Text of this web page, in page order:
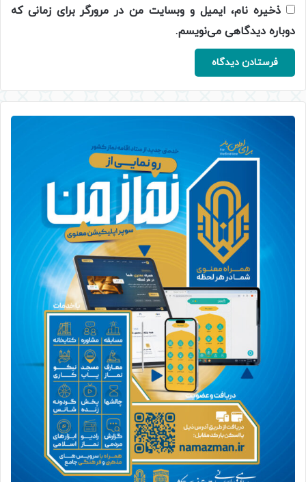
ذخیره نام، ایمیل و وبسایت من در مرورگر برای زمانی که
دوباره دیدگاهی می‌نویسم.